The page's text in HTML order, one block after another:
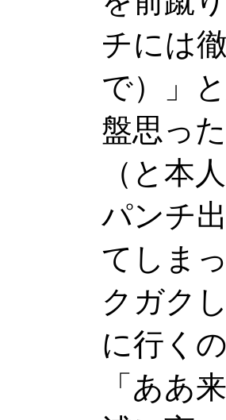
チには
で）」
盤思っ
（と本
パンチ
てしま
クガク
に行く
「ああ